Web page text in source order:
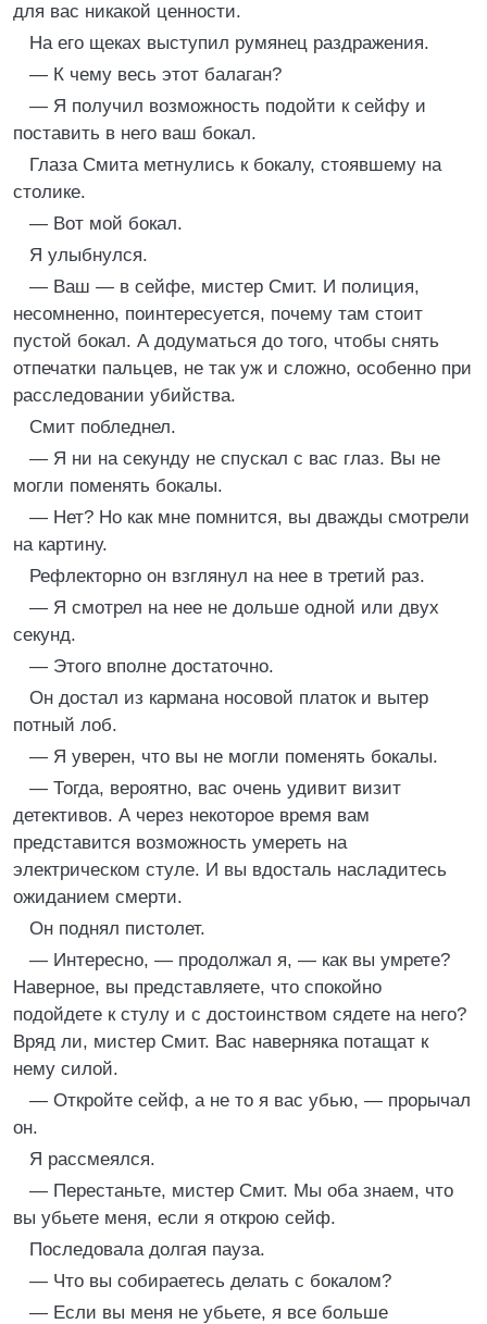
для вас никакой ценности.
На его щеках выступил румянец раздражения.
— К чему весь этот балаган?
— Я получил возможность подойти к сейфу и
поставить в него ваш бокал.
Глаза Смита метнулись к бокалу, стоявшему на
столике.
— Вот мой бокал.
Я улыбнулся.
— Ваш — в сейфе, мистер Смит. И полиция,
несомненно, поинтересуется, почему там стоит
пустой бокал. А додуматься до того, чтобы снять
отпечатки пальцев, не так уж и сложно, особенно при
расследовании убийства.
Смит побледнел.
— Я ни на секунду не спускал с вас глаз. Вы не
могли поменять бокалы.
— Нет? Но как мне помнится, вы дважды смотрели
на картину.
Рефлекторно он взглянул на нее в третий раз.
— Я смотрел на нее не дольше одной или двух
секунд.
— Этого вполне достаточно.
Он достал из кармана носовой платок и вытер
потный лоб.
— Я уверен, что вы не могли поменять бокалы.
— Тогда, вероятно, вас очень удивит визит
детективов. А через некоторое время вам
представится возможность умереть на
электрическом стуле. И вы вдосталь насладитесь
ожиданием смерти.
Он поднял пистолет.
— Интересно, — продолжал я, — как вы умрете?
Наверное, вы представляете, что спокойно
подойдете к стулу и с достоинством сядете на него?
Вряд ли, мистер Смит. Вас наверняка потащат к
нему силой.
— Откройте сейф, а не то я вас убью, — прорычал
он.
Я рассмеялся.
— Перестаньте, мистер Смит. Мы оба знаем, что
вы убьете меня, если я открою сейф.
Последовала долгая пауза.
— Что вы собираетесь делать с бокалом?
— Если вы меня не убьете, я все больше